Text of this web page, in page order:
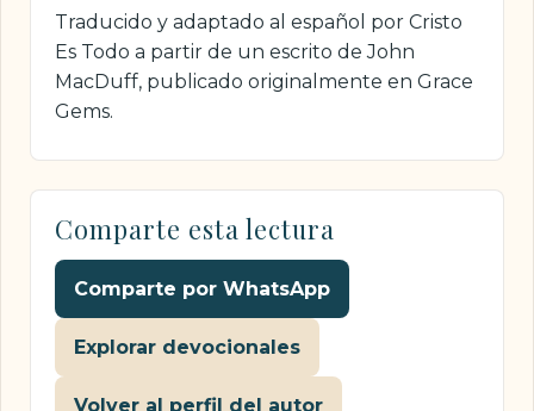
Traducido y adaptado al español por Cristo
Es Todo a partir de un escrito de John
MacDuff, publicado originalmente en Grace
Gems.
Comparte esta lectura
Comparte por WhatsApp
Explorar devocionales
Volver al perfil del autor